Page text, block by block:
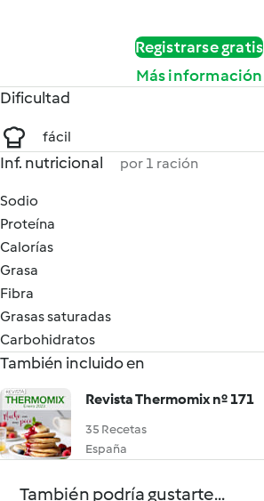
Registrarse gratis
Más información
Dificultad
fácil
Inf. nutricional por 1 ración
Sodio
Proteína
Calorías
Grasa
Fibra
Grasas saturadas
Carbohidratos
También incluido en
Revista Thermomix nº 171
35 Recetas
España
También podría gustarte...